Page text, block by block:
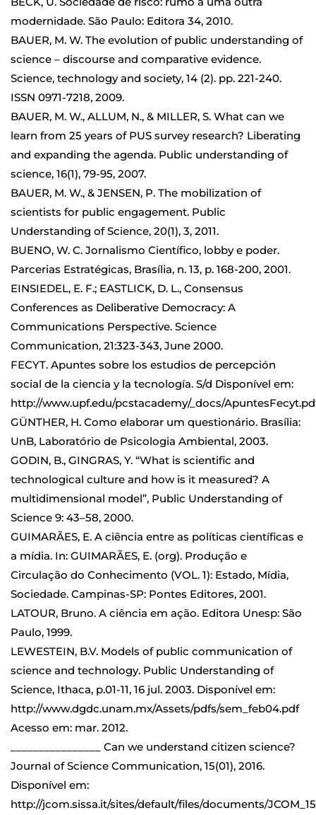
modernidade. São Paulo: Editora 34, 2010.
BAUER, M. W. The evolution of public understanding of
science – discourse and comparative evidence.
Science, technology and society, 14 (2). pp. 221-240.
ISSN 0971-7218, 2009.
BAUER, M. W., ALLUM, N., & MILLER, S. What can we
learn from 25 years of PUS survey research? Liberating
and expanding the agenda. Public understanding of
science, 16(1), 79-95, 2007.
BAUER, M. W., & JENSEN, P. The mobilization of
scientists for public engagement. Public
Understanding of Science, 20(1), 3, 2011.
BUENO, W. C. Jornalismo Científico, lobby e poder.
Parcerias Estratégicas, Brasília, n. 13, p. 168-200, 2001.
EINSIEDEL, E. F.; EASTLICK, D. L., Consensus
Conferences as Deliberative Democracy: A
Communications Perspective. Science
Communication, 21:323-343, June 2000.
FECYT. Apuntes sobre los estudios de percepción
social de la ciencia y la tecnología. S/d Disponível em:
http://www.upf.edu/pcstacademy/_docs/
GÜNTHER, H. Como elaborar um questionário. Brasília:
UnB, Laboratório de Psicologia Ambiental, 2003.
GODIN, B., GINGRAS, Y. “What is scientific and
technological culture and how is it measured? A
multidimensional model”, Public Understanding of
Science 9: 43–58, 2000.
GUIMARÃES, E. A ciência entre as políticas científicas e
a mídia. In: GUIMARÃES, E. (org). Produção e
Circulação do Conhecimento (VOL. 1): Estado, Mídia,
Sociedade. Campinas-SP: Pontes Editores, 2001.
LATOUR, Bruno. A ciência em ação. Editora Unesp: São
Paulo, 1999.
LEWESTEIN, B.V. Models of public communication of
science and technology. Public Understanding of
Science, Ithaca, p.01-11, 16 jul. 2003. Disponível em:
http://www.dgdc.unam.mx/Assets/pdfs/sem_feb04.pdf
Acesso em: mar. 2012.
________________ Can we understand citizen science?
Journal of Science Communication, 15(01), 2016.
Disponível em:
http://jcom.sissa.it/sites/default/files/documents/